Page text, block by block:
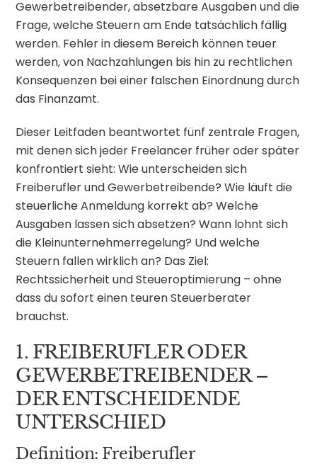
Gewerbetreibender, absetzbare Ausgaben und die
Frage, welche Steuern am Ende tatsächlich fällig
werden. Fehler in diesem Bereich können teuer
werden, von Nachzahlungen bis hin zu rechtlichen
Konsequenzen bei einer falschen Einordnung durch
das Finanzamt.
Dieser Leitfaden beantwortet fünf zentrale Fragen,
mit denen sich jeder Freelancer früher oder später
konfrontiert sieht: Wie unterscheiden sich
Freiberufler und Gewerbetreibende? Wie läuft die
steuerliche Anmeldung korrekt ab? Welche
Ausgaben lassen sich absetzen? Wann lohnt sich
die Kleinunternehmerregelung? Und welche
Steuern fallen wirklich an? Das Ziel:
Rechtssicherheit und Steueroptimierung – ohne
dass du sofort einen teuren Steuerberater
brauchst.
1. FREIBERUFLER ODER
GEWERBETREIBENDER –
DER ENTSCHEIDENDE
UNTERSCHIED
Definition: Freiberufler